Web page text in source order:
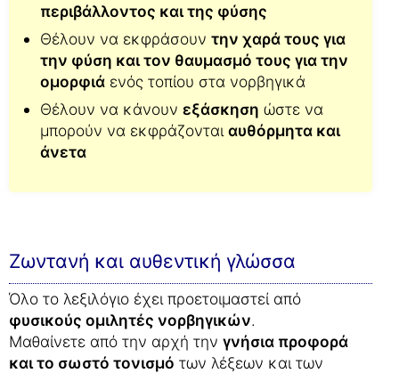
περιβάλλοντος και της φύσης
Θέλουν να εκφράσουν την χαρά τους για
την φύση και τον θαυμασμό τους για την
ομορφιά ενός τοπίου στα νορβηγικά
Θέλουν να κάνουν εξάσκηση ώστε να
μπορούν να εκφράζονται αυθόρμητα και
άνετα
Ζωντανή και αυθεντική γλώσσα
Όλο το λεξιλόγιο έχει προετοιμαστεί από
φυσικούς ομιλητές νορβηγικών.
Μαθαίνετε από την αρχή την γνήσια προφορά
και το σωστό τονισμό των λέξεων και των